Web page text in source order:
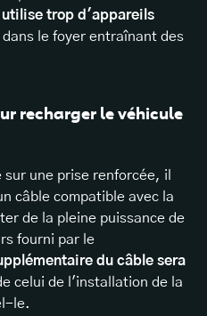
utilise trop d'appareils
dans le foyer entraînant des
recharger le véhicule
une prise renforcée, il
câble compatible avec la
de la pleine puissance de
fourni par le
du câble sera
celui de l'installation de la
le.